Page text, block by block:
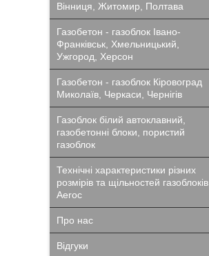
Вінниця, Житомир, Полтава
Газобетон - газоблок Івано-
Франківськ, Хмельницький,
Ужгород, Херсон
Газобетон - газоблок Кіровоград
Миколаїв, Черкаси, Чернігів
Газоблок білий автоклавний,
газобетонні блоки, пористий
газоблок
Технічні характеристики різних
розмірів та щільностей газоблоків
Aeroc
Про нас
Відгуки